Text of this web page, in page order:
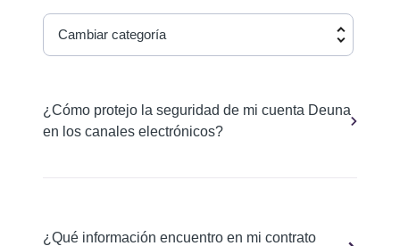
Cambiar categoría
¿Cómo protejo la seguridad de mi cuenta Deuna
en los canales electrónicos?
¿Qué información encuentro en mi contrato